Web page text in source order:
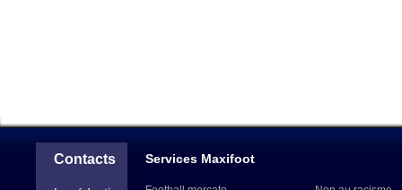
Contacts Services Maxifoot